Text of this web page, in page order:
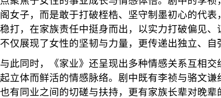
阁女子，而是敢于打破桎梏、坚守制墨初心的代
稳打，在家族责任中挺身而出，以实力打破偏见
不仅展现了女性的坚韧与力量，更传递出独立、自
与此同时，《家业》还呈现出多种情感关系互相交
起立体而鲜活的情感脉络。剧中既有李祯与骆文
也有同业之间的切磋与扶持，更有家族长辈对晚